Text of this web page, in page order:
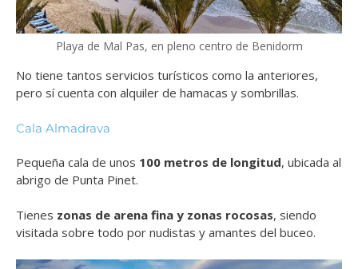
Playa de Mal Pas, en pleno centro de Benidorm
No tiene tantos servicios turísticos como la anteriores,
pero sí cuenta con alquiler de hamacas y sombrillas.
Cala Almadrava
Pequeña cala de unos 100 metros de longitud, ubicada al
abrigo de Punta Pinet.
Tienes zonas de arena fina y zonas rocosas, siendo
visitada sobre todo por nudistas y amantes del buceo.